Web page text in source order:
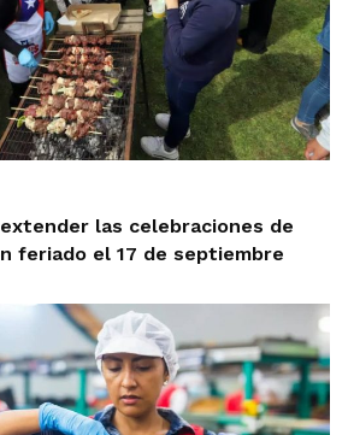
las celebraciones de
feriado el 17 de septiembre